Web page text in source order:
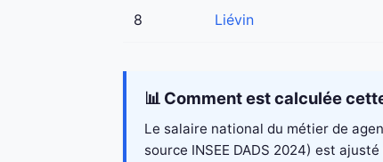
8 Liévin
📊 Comment est calculée
Le salaire national du métier de
source INSEE DADS 2024) est